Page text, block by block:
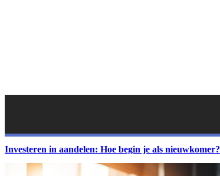
Investeren in aandelen: Hoe begin je als nieuwkomer?